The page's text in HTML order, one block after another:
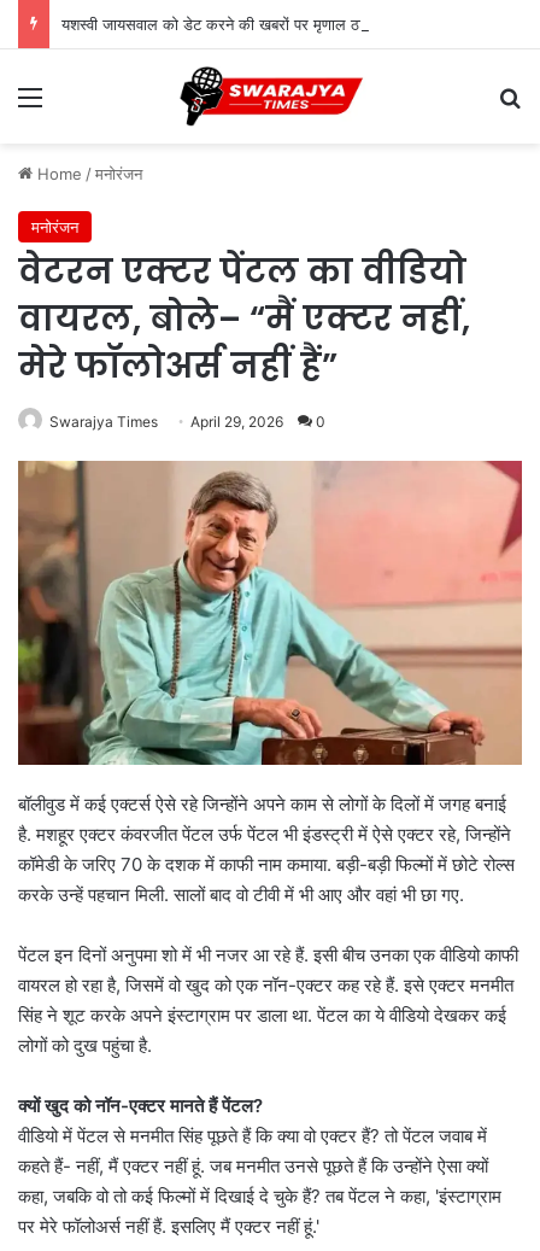
Menu
Home /मनोरंजन
मनोरंजन
वेटरन एक्टर पेंटल का वीडियो
वायरल, बोले– “मैं एक्टर नहीं,
मेरे फॉलोअर्स नहीं हैं”
Swarajya Times April 29, 2026 0
बॉलीवुड में कई एक्टर्स ऐसे रहे जिन्होंने अपने काम से लोगों के दिलों में जगह बनाई
है. मशहूर एक्टर कंवरजीत पेंटल उर्फ पेंटल भी इंडस्ट्री में ऐसे एक्टर रहे, जिन्होंने
कॉमेडी के जरिए 70 के दशक में काफी नाम कमाया. बड़ी-बड़ी फिल्मों में छोटे रोल्स
करके उन्हें पहचान मिली. सालों बाद वो टीवी में भी आए और वहां भी छा गए.
पेंटल इन दिनों अनुपमा शो में भी नजर आ रहे हैं. इसी बीच उनका एक वीडियो काफी
वायरल हो रहा है, जिसमें वो खुद को एक नॉन-एक्टर कह रहे हैं. इसे एक्टर मनमीत
सिंह ने शूट करके अपने इंस्टाग्राम पर डाला था. पेंटल का ये वीडियो देखकर कई
लोगों को दुख पहुंचा है.
क्यों खुद को नॉन-एक्टर मानते हैं पेंटल?
वीडियो में पेंटल से मनमीत सिंह पूछते हैं कि क्या वो एक्टर हैं? तो पेंटल जवाब में
कहते हैं- नहीं, मैं एक्टर नहीं हूं. जब मनमीत उनसे पूछते हैं कि उन्होंने ऐसा क्यों
कहा, जबकि वो तो कई फिल्मों में दिखाई दे चुके हैं? तब पेंटल ने कहा, 'इंस्टाग्राम
पर मेरे फॉलोअर्स नहीं हैं. इसलिए मैं एक्टर नहीं हूं.'